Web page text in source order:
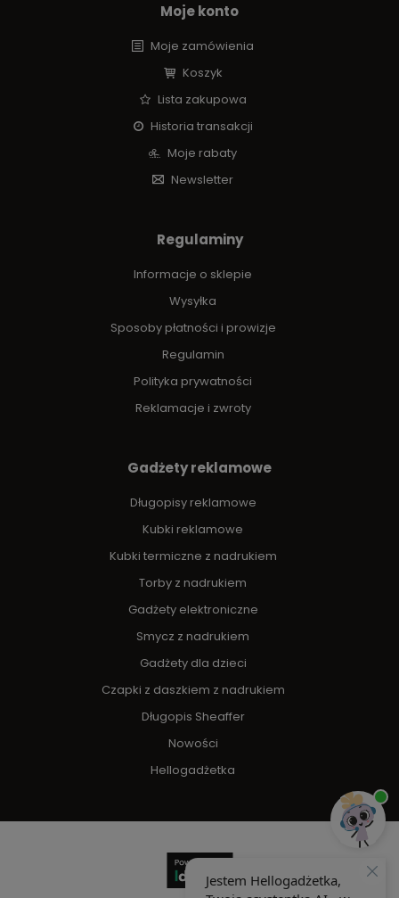
Moje konto
Moje zamówienia
Koszyk
Lista zakupowa
Historia transakcji
Moje rabaty
Newsletter
Regulaminy
Informacje o sklepie
Wysyłka
Sposoby płatności i prowizje
Regulamin
Polityka prywatności
Reklamacje i zwroty
Gadżety reklamowe
Długopisy reklamowe
Kubki reklamowe
Kubki termiczne z nadrukiem
Torby z nadrukiem
Gadżety elektroniczne
Smycz z nadrukiem
Gadżety dla dzieci
Czapki z daszkiem z nadrukiem
Długopis Sheaffer
Nowości
Hellogadżetka